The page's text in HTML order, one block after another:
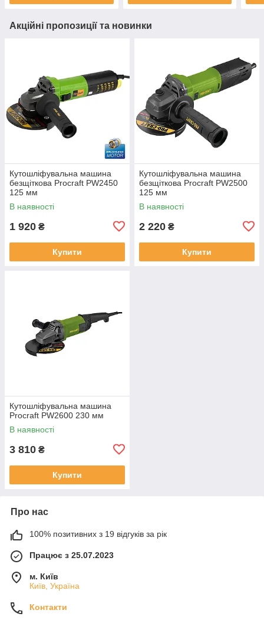
Акційні пропозиції та новинки
Кутошліфувальна машина
безщіткова Procraft PW2450
125 мм
В наявності
1 920 ₴
Купити
Кутошліфувальна машина
безщіткова Procraft PW2500
125 мм
В наявності
2 220 ₴
Купити
Кутошліфувальна машина
Procraft PW2600 230 мм
В наявності
3 810 ₴
Купити
Про нас
100% позитивних з 19 відгуків за рік
Працює з 25.07.2023
м. Київ
Київ, Україна
Контакти